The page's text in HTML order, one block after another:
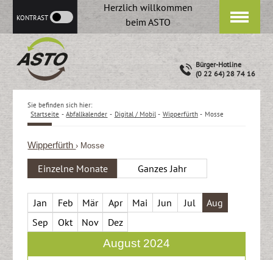
KONTRAST
Herzlich willkommen
beim ASTO
Bürger-Hotline
(0 22 64) 28 74 16
Sie befinden sich hier:
Startseite - Abfallkalender - Digital / Mobil - Wipperfürth - Mosse
Wipperfürth› Mosse
Einzelne Monate Ganzes Jahr
Jan Feb Mär Apr Mai Jun Jul
Aug
Sep
Okt Nov Dez
August 2024